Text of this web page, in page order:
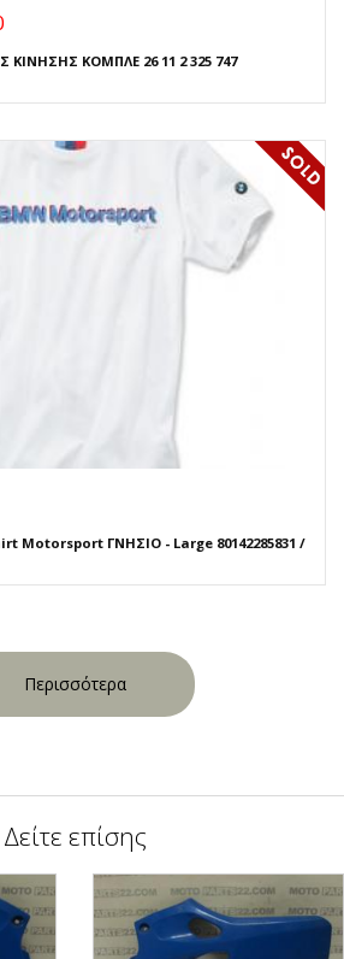
ΚΙΝΗΣΗΣ ΚΟΜΠΛΕ 26 11 2 325 747
Motorsport ΓΝΗΣΙΟ - Large 80142285831 /
Περισσότερα
Δείτε επίσης